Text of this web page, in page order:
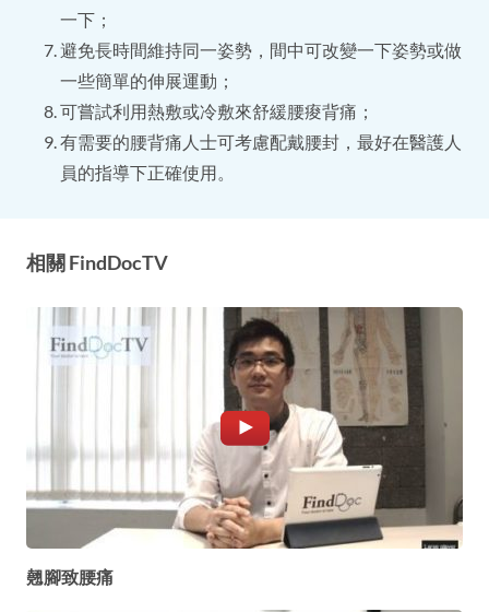
一下；
避免長時間維持同一姿勢，間中可改變一下姿勢或做
一些簡單的伸展運動；
可嘗試利用熱敷或冷敷來舒緩腰痠背痛；
有需要的腰背痛人士可考慮配戴腰封，最好在醫護人
員的指導下正確使用。
相關 FindDocTV
翹腳致腰痛